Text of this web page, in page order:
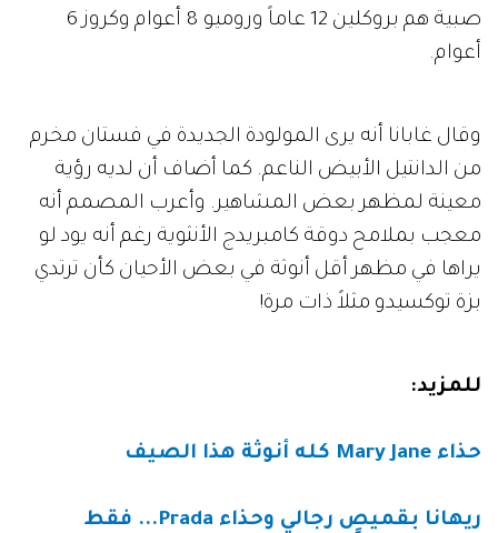
صبية هم بروكلين 12 عاماً وروميو 8 أعوام وكروز 6
أعوام.
وقال غابانا أنه يرى المولودة الجديدة في فستان مخرم
من الدانتيل الأبيض الناعم. كما أضاف أن لديه رؤية
معينة لمظهر بعض المشاهير. وأعرب المصمم أنه
معجب بملامح دوقة كامبريدج الأنثوية رغم أنه يود لو
يراها في مظهر أقل أنوثة في بعض الأحيان كأن ترتدي
بزة توكسيدو مثلاً ذات مرة!
للمزيد:
حذاء Mary Jane كله أنوثة هذا الصيف
ريهانا بقميصٍ رجالي وحذاء Prada... فقط